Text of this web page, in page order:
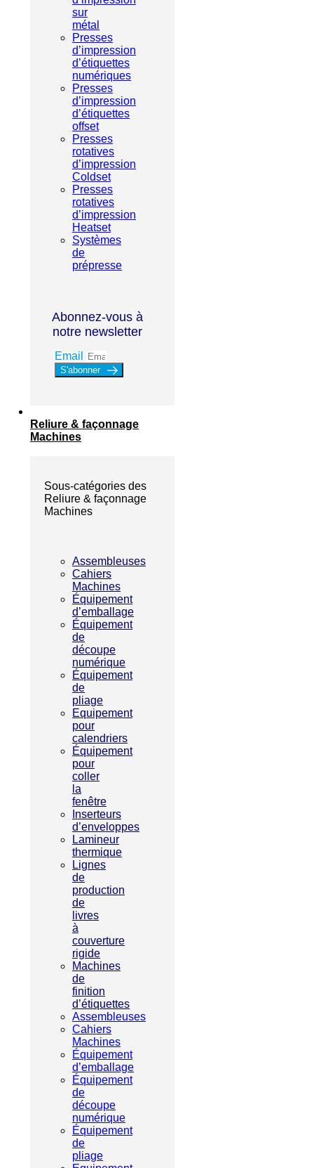
sur
métal
Presses
d’impression
d’étiquettes
numériques
Presses
d’impression
d’étiquettes
offset
Presses
rotatives
d’impression
Coldset
Presses
rotatives
d’impression
Heatset
Systèmes
de
prépresse
Abonnez-vous à
notre newsletter
Email
S'abonner
Reliure & façonnage
Machines
Sous-catégories des
Reliure & façonnage
Machines
Assembleuses
Cahiers
Machines
Équipement
d’emballage
Équipement
de
découpe
numérique
Équipement
de
pliage
Equipement
pour
calendriers
Équipement
pour
coller
la
fenêtre
Inserteurs
d’enveloppes
Lamineur
thermique
Lignes
de
production
de
livres
à
couverture
rigide
Machines
de
finition
d’étiquettes
Assembleuses
Cahiers
Machines
Équipement
d’emballage
Équipement
de
découpe
numérique
Équipement
de
pliage